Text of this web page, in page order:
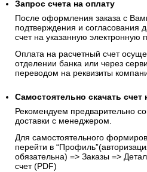
Запрос счета на оплату
После оформления заказа с
подтверждения и согласования
счет на указанную электронную
Оплата на расчетный счет
отделении банка или через
переводом на реквизиты
Самостоятельно скачать счет
Рекомендуем предварительно
доставки с менеджером.
Для самостоятельного
перейти в
обязательна) => Заказы =>
счет (PDF)